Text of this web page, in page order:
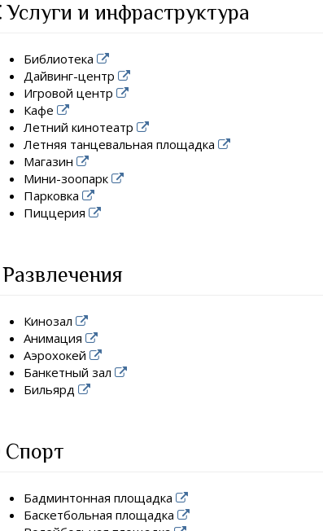
Услуги и инфраструктура
Библиотека
Дайвинг-центр
Игровой центр
Кафе
Летний кинотеатр
Летняя танцевальная площадка
Магазин
Мини-зоопарк
Парковка
Пиццерия
Развлечения
Кинозал
Анимация
Аэрохокей
Банкетный зал
Бильярд
Спорт
Бадминтонная площадка
Баскетбольная площадка